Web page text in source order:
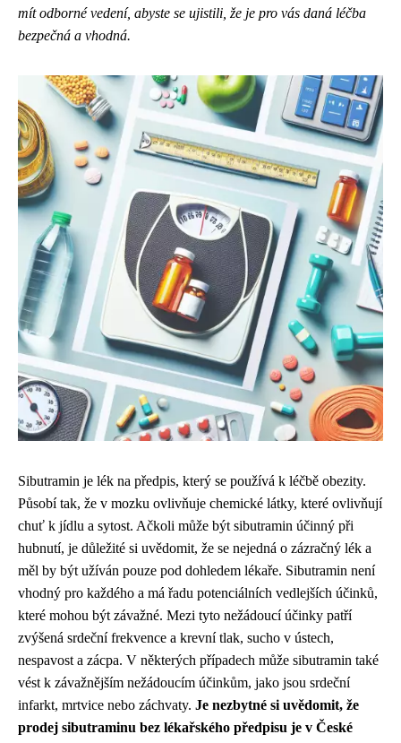
mít odborné vedení, abyste se ujistili, že je pro vás daná léčba
bezpečná a vhodná.
Sibutramin je lék na předpis, který se používá k léčbě obezity.
Působí tak, že v mozku ovlivňuje chemické látky, které ovlivňují
chuť k jídlu a sytost. Ačkoli může být sibutramin účinný při
hubnutí, je důležité si uvědomit, že se nejedná o zázračný lék a
měl by být užíván pouze pod dohledem lékaře. Sibutramin není
vhodný pro každého a má řadu potenciálních vedlejších účinků,
které mohou být závažné. Mezi tyto nežádoucí účinky patří
zvýšená srdeční frekvence a krevní tlak, sucho v ústech,
nespavost a zácpa. V některých případech může sibutramin také
vést k závažnějším nežádoucím účinkům, jako jsou srdeční
infarkt, mrtvice nebo záchvaty. Je nezbytné si uvědomit, že
prodej sibutraminu bez lékařského předpisu je v České